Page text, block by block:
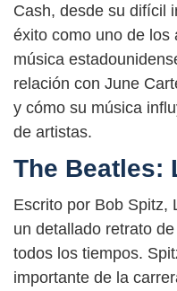
Cash, desde su difícil
éxito como uno de los
música
relación con June
y cómo su música
de artistas.
The Beatles:
Escrito por Bob Spitz,
un detallado retrato
todos los tiempos.
importante de la